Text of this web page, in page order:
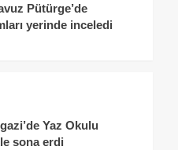
Pütürge’de
yerinde inceledi
Yaz Okulu
sona erdi